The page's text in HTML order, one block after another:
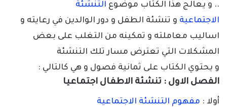
.. و يعالج هذا الكتاب موضوع التنشئة
الاجتماعية و تنشئة الطفل و دور الوالدين في رعايته و
اساليب معاملته و تمكينه من التغلب على بعض
المشكلات التي تعترض مسار تلك التنشئة
و يحتوي الكتاب على ثمانية فصول و هي كالتالي :
الفصل الاول : تنشئة الاطفال اجتماعيا
أولا : مفهوم التنشئة الاجتماعية